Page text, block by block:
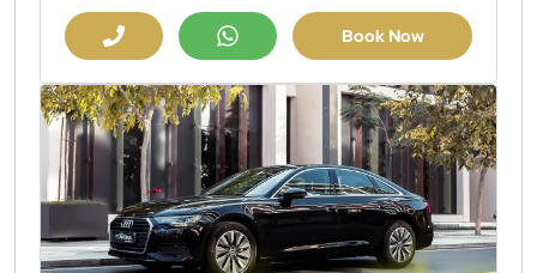
Book Now